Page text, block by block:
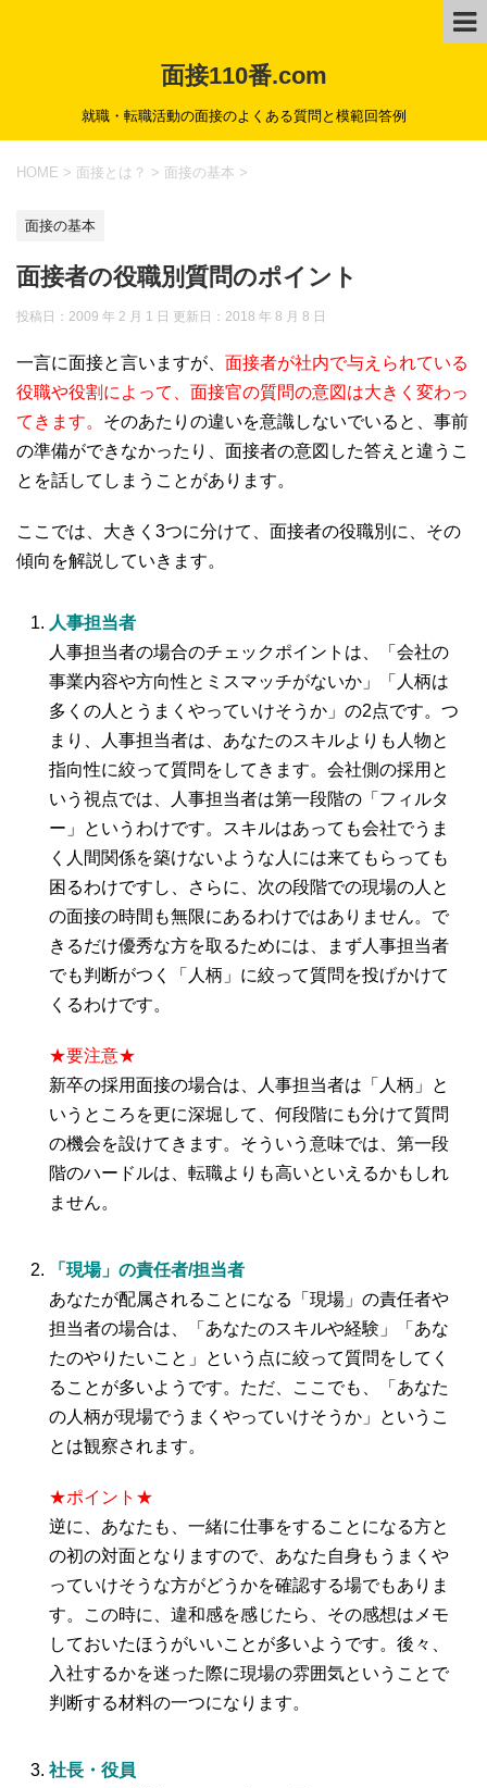
面接110番.com
就職・転職活動の面接のよくある質問と模範回答例
HOME > 面接とは？ > 面接の基本 >
面接の基本
面接者の役職別質問のポイント
投稿日：2009 年 2 月 1 日 更新日： 2018 年 8 月 8 日
一言に面接と言いますが、 面接者が社内で与えられている
役職や役割によって、面接官の質問の意図は大きく変わっ
てきます。 そのあたりの違いを意識しないでいると、事前
の準備ができなかったり、面接者の意図した答えと違うこ
とを話してしまうことがあります。
ここでは、大きく3つに分けて、面接者の役職別に、その
傾向を解説していきます。
人事担当者
人事担当者の場合のチェックポイントは、「会社の
事業内容や方向性とミスマッチがないか」「人柄は
多くの人とうまくやっていけそうか」の2点です。つ
まり、人事担当者は、あなたのスキルよりも人物と
指向性に絞って質問をしてきます。会社側の採用と
いう視点では、人事担当者は第一段階の「フィルタ
ー」というわけです。スキルはあっても会社でうま
く人間関係を築けないような人には来てもらっても
困るわけですし、さらに、次の段階での現場の人と
の面接の時間も無限にあるわけではありません。で
きるだけ優秀な方を取るためには、まず人事担当者
でも判断がつく「人柄」に絞って質問を投げかけて
くるわけです。
★要注意★
新卒の採用面接の場合は、人事担当者は「人柄」と
いうところを更に深堀して、何段階にも分けて質問
の機会を設けてきます。そういう意味では、第一段
階のハードルは、転職よりも高いといえるかもしれ
ません。
「現場」の責任者/担当者
あなたが配属されることになる「現場」の責任者や
担当者の場合は、「あなたのスキルや経験」「あな
たのやりたいこと」という点に絞って質問をしてく
ることが多いようです。ただ、ここでも、「あなた
の人柄が現場でうまくやっていけそうか」というこ
とは観察されます。
★ポイント★
逆に、あなたも、一緒に仕事をすることになる方と
の初の対面となりますので、あなた自身もうまくや
っていけそうな方がどうかを確認する場でもありま
す。この時に、違和感を感じたら、その感想はメモ
しておいたほうがいいことが多いようです。後々、
入社するかを迷った際に現場の雰囲気ということで
判断する材料の一つになります。
社長・役員